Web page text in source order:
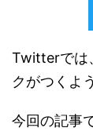
Twitterでは
クがつくよ
今回の記事